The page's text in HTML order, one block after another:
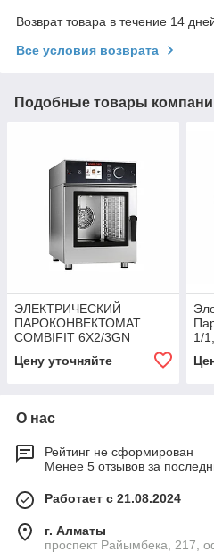
Возврат товара в течение 14
Все условия возврата
Подобные товары
ЭЛЕКТРИЧЕСКИЙ
ПАРОКОНВЕКТОМАТ
COMBIFIT 6X2/3GN
Цену уточняйте
1/
О нас
Рейтинг не сформирован
Менее 5 отзывов за
Работает с 21.08.2024
г. Алматы
проспект Райымбека, 217,